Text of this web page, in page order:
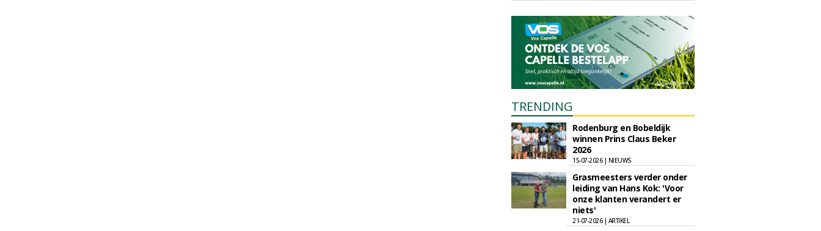
TRENDING
Rodenburg en Bobeldijk
winnen Prins Claus Beker
2026
15-07-2026 | NIEUWS
Grasmeesters verder onder
leiding van Hans Kok: 'Voor
onze klanten verandert er
niets'
21-07-2026 | ARTIKEL